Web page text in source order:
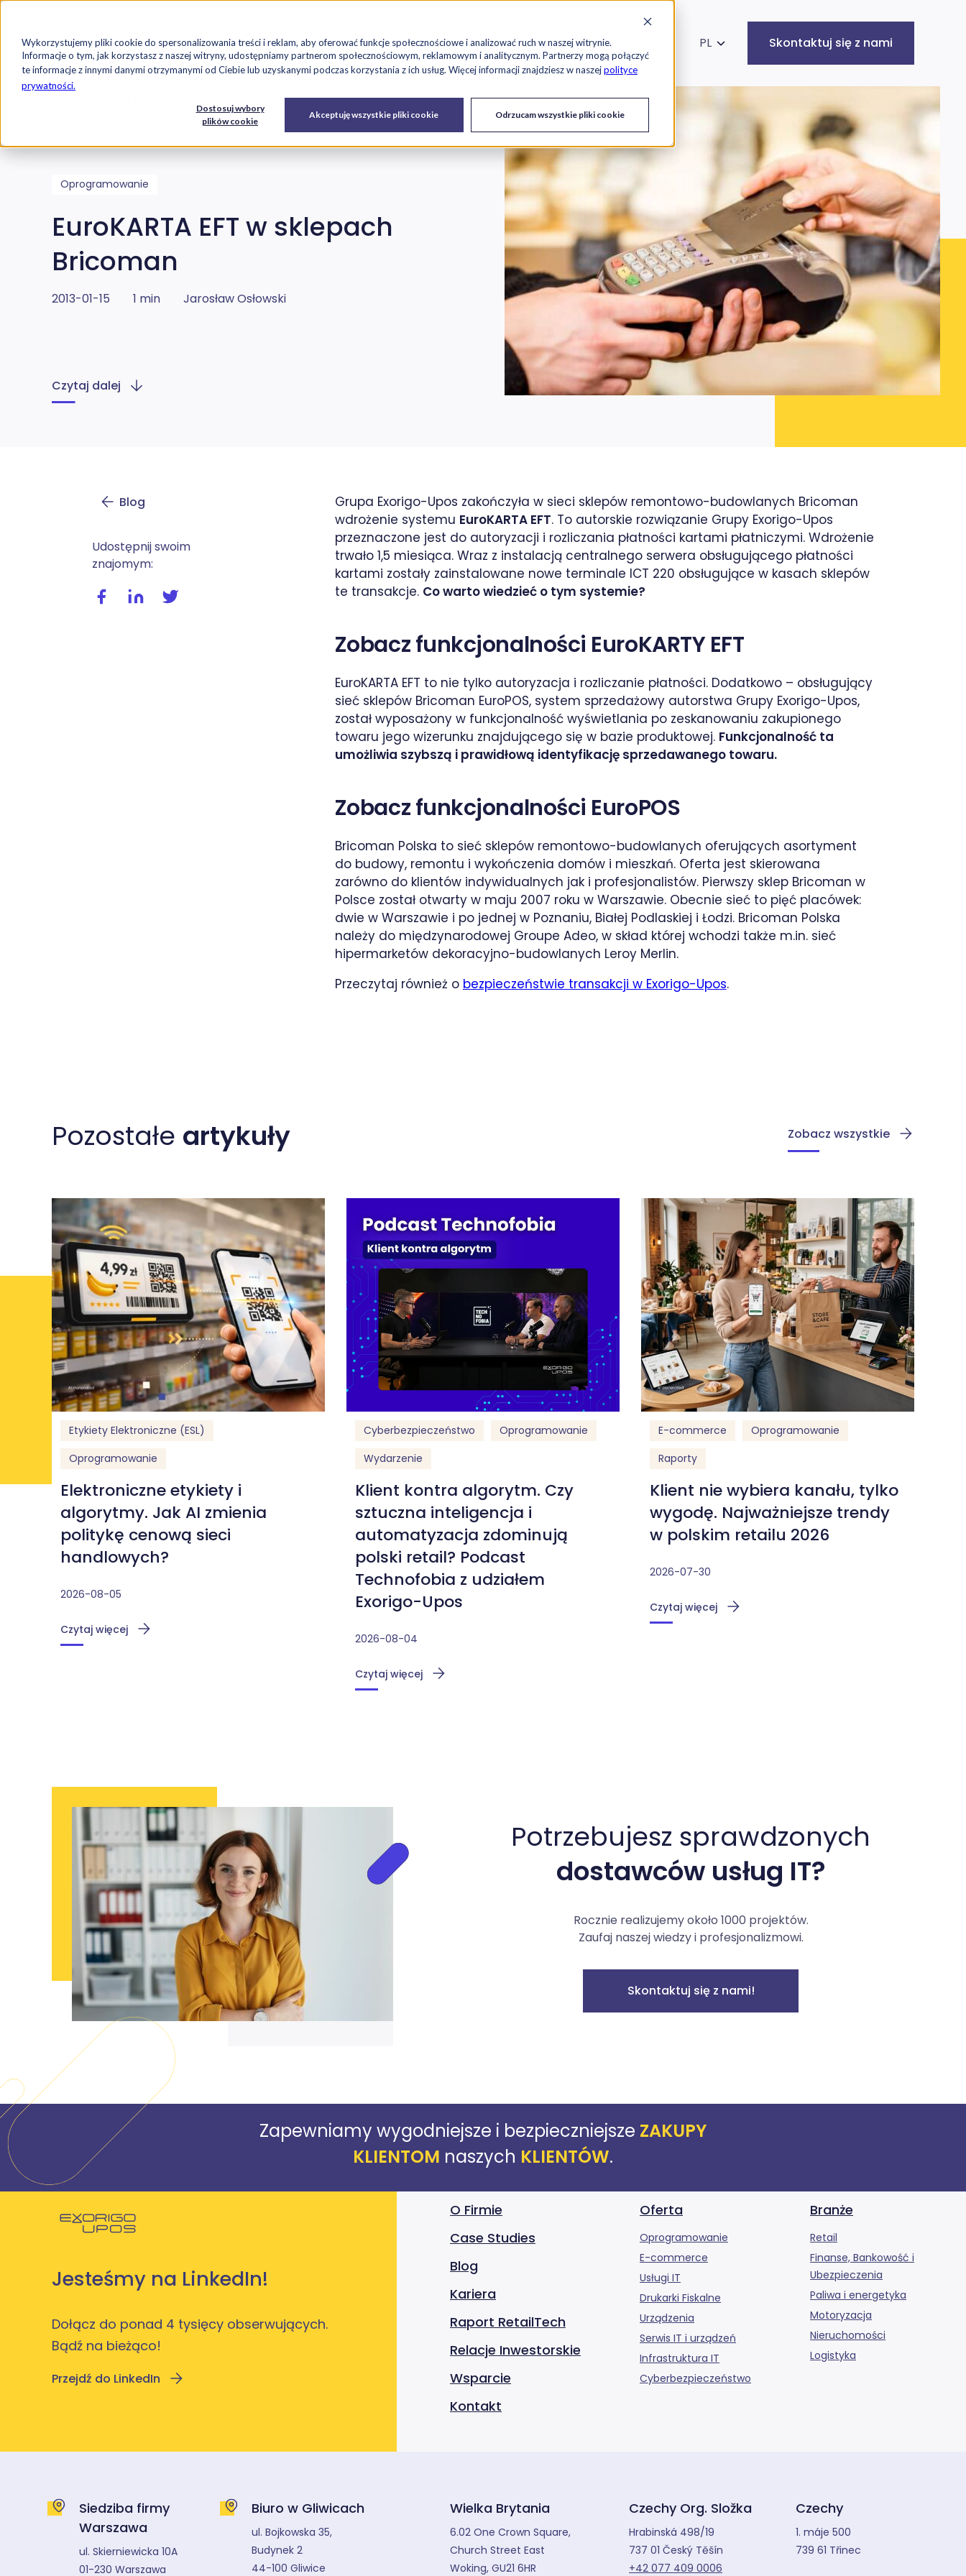
Wykorzystujemy pliki cookie do spersonalizowania treści i reklam, aby oferować funkcje społecznościowe i analizować ruch w naszej witrynie.
Informacje o tym, jak korzystasz z naszej witryny, udostępniamy partnerom społecznościowym, reklamowym i analitycznym. Partnerzy mogą połączyć
te informacje z innymi danymi otrzymanymi od Ciebie lub uzyskanymi podczas korzystania z ich usług. Więcej informacji znajdziesz w naszejpolityce
prywatności.
Dostosuj wybory
plików cookie
Akceptuję wszystkie pliki cookie Odrzucam wszystkie pliki cookie
Przejdź do treści
Oferta
E-
commerce
fiskalne
Urządzenia
urządzeń
Infrastruktura
Cyberbezpieczeństwo
Case studies Raport RetailTech Blog O nas Kariera Szukaj na stronie
PL Skontaktuj się z nami
Oprogramowanie
EuroKARTA EFT w sklepach
Bricoman
2013-01-15 1 min Jarosław Osłowski
Czytaj dalej
Blog
Udostępnij swoim
znajomym:
Udostępnij wpis na facebooku
Udostępnij wpis na linkedIn
Udostępnij wpis na twitterze / X
Grupa Exorigo-Upos zakończyła w sieci sklepów remontowo-budowlanych Bricoman
wdrożenie systemu EuroKARTA EFT. To autorskie rozwiązanie Grupy Exorigo-Upos
przeznaczone jest do autoryzacji i rozliczania płatności kartami płatniczymi. Wdrożenie
trwało 1,5 miesiąca. Wraz z instalacją centralnego serwera obsługującego płatności
kartami zostały zainstalowane nowe terminale ICT 220 obsługujące w kasach sklepów
te transakcje. Co warto wiedzieć o tym systemie?
Zobacz funkcjonalności EuroKARTY EFT
EuroKARTA EFT to nie tylko autoryzacja i rozliczanie płatności. Dodatkowo – obsługujący
sieć sklepów Bricoman EuroPOS, system sprzedażowy autorstwa Grupy Exorigo-Upos,
został wyposażony w funkcjonalność wyświetlania po zeskanowaniu zakupionego
towaru jego wizerunku znajdującego się w bazie produktowej. Funkcjonalność ta
umożliwia szybszą i prawidłową identyfikację sprzedawanego towaru.
Zobacz funkcjonalności EuroPOS
Bricoman Polska to sieć sklepów remontowo-budowlanych oferujących asortyment
do budowy, remontu i wykończenia domów i mieszkań. Oferta jest skierowana
zarówno do klientów indywidualnych jak i profesjonalistów. Pierwszy sklep Bricoman w
Polsce został otwarty w maju 2007 roku w Warszawie. Obecnie sieć to pięć placówek:
dwie w Warszawie i po jednej w Poznaniu, Białej Podlaskiej i Łodzi. Bricoman Polska
należy do międzynarodowej Groupe Adeo, w skład której wchodzi także m.in. sieć
hipermarketów dekoracyjno-budowlanych Leroy Merlin.
Przeczytaj również o bezpieczeństwie transakcji w Exorigo-Upos.
Pozostałe artykuły Zobacz wszystkie
Etykiety Elektroniczne (ESL)
Oprogramowanie
Elektroniczne etykiety i
algorytmy. Jak AI zmienia
politykę cenową sieci
handlowych?
2026-08-05
Czytaj więcej
Cyberbezpieczeństwo
Oprogramowanie
Wydarzenie
Klient kontra algorytm. Czy
sztuczna inteligencja i
automatyzacja zdominują
polski retail? Podcast
Technofobia z udziałem
Exorigo-Upos
2026-08-04
Czytaj więcej
E-commerce
Oprogramowanie
Raporty
Klient nie wybiera kanału, tylko
wygodę. Najważniejsze trendy
w polskim retailu 2026
2026-07-30
Czytaj więcej
Potrzebujesz sprawdzonych
dostawców usług IT?
Rocznie realizujemy około 1000 projektów.
Zaufaj naszej wiedzy i profesjonalizmowi.
Skontaktuj się z nami!
Zapewniamy wygodniejsze i bezpieczniejsze ZAKUPY
KLIENTOM naszych KLIENTÓW.
Jesteśmy na LinkedIn!
Dołącz do ponad 4 tysięcy obserwujących.
Bądź na bieżąco!
Przejdź do LinkedIn
O Firmie
Case Studies
Blog
Kariera
Raport RetailTech
Relacje Inwestorskie
Wsparcie
Kontakt
Oferta
Oprogramowanie
E-commerce
Usługi IT
Drukarki Fiskalne
Urządzenia
Serwis IT i urządzeń
Infrastruktura IT
Cyberbezpieczeństwo
Branże
Retail
Finanse, Bankowość i
Ubezpieczenia
Paliwa i energetyka
Motoryzacja
Nieruchomości
Logistyka
Siedziba firmy
Warszawa
ul. Skierniewicka 10A
01-230 Warszawa
Biuro w Gliwicach
ul. Bojkowska 35,
Budynek 2
44-100 Gliwice
Wielka Brytania
6.02 One Crown Square,
Church Street East
Woking, GU21 6HR
Czechy Org. Složka
Hrabinská 498/19
737 01 Český Těšín
+42 077 409 0006
Czechy
1. máje 500
739 61 Třinec